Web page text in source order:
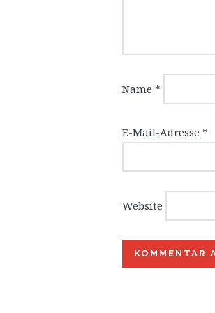
Name *
E-Mail-Adresse *
Website